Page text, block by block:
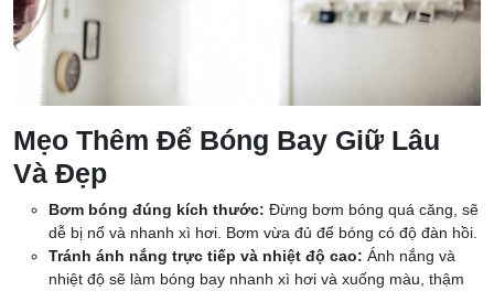
Mẹo Thêm Để Bóng Bay Giữ Lâu
Và Đẹp
Bơm bóng đúng kích thước: Đừng bơm bóng quá căng, sẽ
dễ bị nổ và nhanh xì hơi. Bơm vừa đủ để bóng có độ đàn hồi.
Tránh ánh nắng trực tiếp và nhiệt độ cao: Ánh nắng và
nhiệt độ sẽ làm bóng bay nhanh xì hơi và xuống màu, thậm